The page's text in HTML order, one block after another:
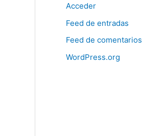
Acceder
Feed de entradas
Feed de comentarios
WordPress.org